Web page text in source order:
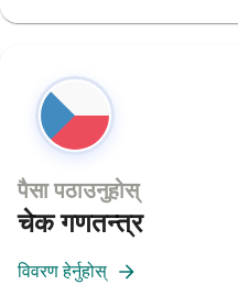
पैसा पठाउनुहोस्
चेक गणतन्त्र
विवरण हेर्नुहोस्